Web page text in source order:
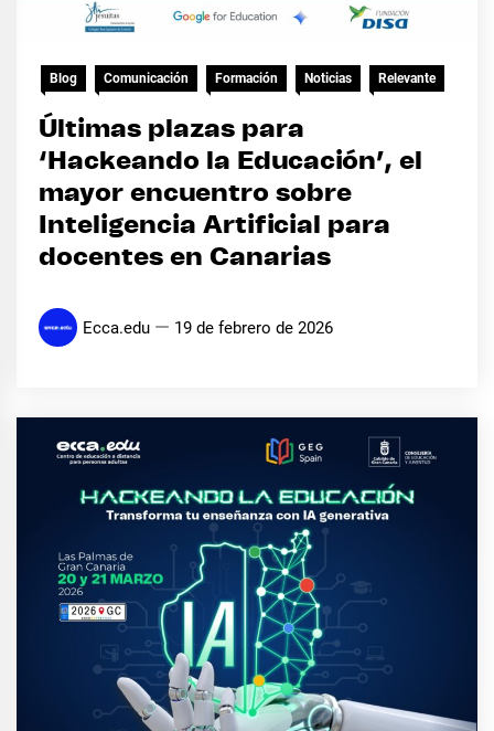
Blog Comunicación Formación Noticias Relevante
Últimas plazas para
‘Hackeando la Educación’, el
mayor encuentro sobre
Inteligencia Artificial para
docentes en Canarias
Ecca.edu 19 de febrero de 2026